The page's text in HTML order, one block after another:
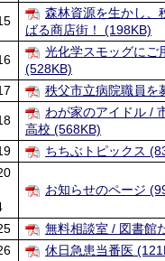
森林資源を生かし、
ばる商店街！ (198KB)
光化学スモッグにご
(528KB)
秩父市立病院職員を
わが家のアイドル /
高校 (568KB)
ちちぶトピックス
お知らせのページ
無料相談室 / 図書館
休日急患当番医